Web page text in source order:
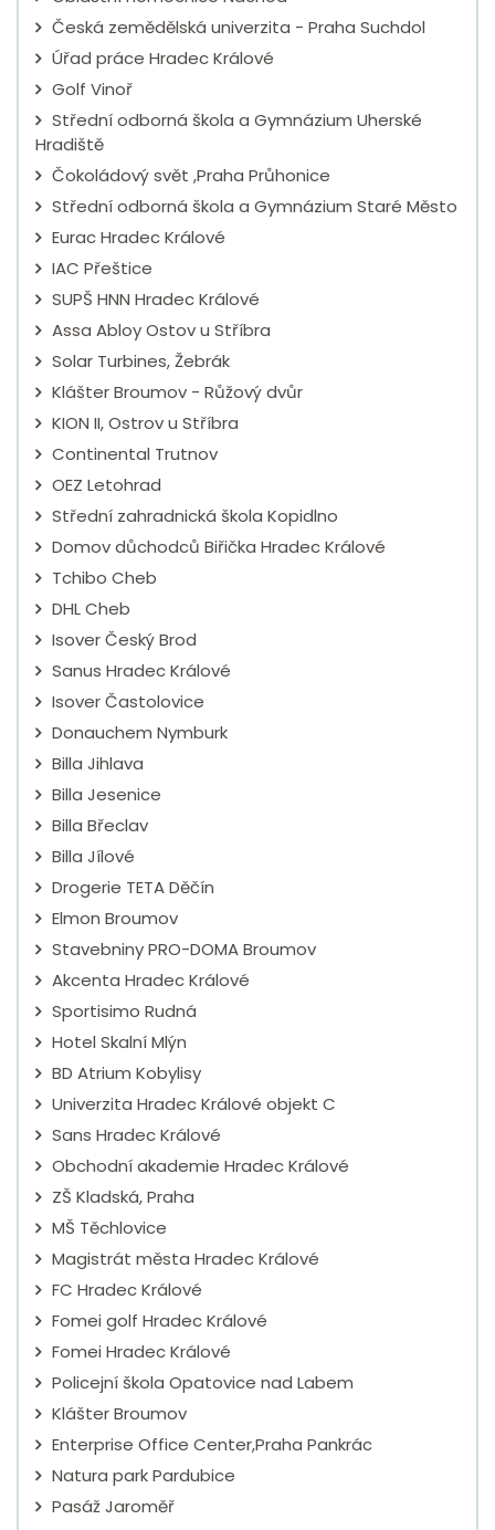
Česká zemědělská univerzita - Praha Suchdol
Úřad práce Hradec Králové
Golf Vinoř
Střední odborná škola a Gymnázium Uherské
Hradiště
Čokoládový svět ,Praha Průhonice
Střední odborná škola a Gymnázium Staré Město
Eurac Hradec Králové
IAC Přeštice
SUPŠ HNN Hradec Králové
Assa Abloy Ostov u Stříbra
Solar Turbines, Žebrák
Klášter Broumov - Růžový dvůr
KION II, Ostrov u Stříbra
Continental Trutnov
OEZ Letohrad
Střední zahradnická škola Kopidlno
Domov důchodců Biřička Hradec Králové
Tchibo Cheb
DHL Cheb
Isover Český Brod
Sanus Hradec Králové
Isover Častolovice
Donauchem Nymburk
Billa Jihlava
Billa Jesenice
Billa Břeclav
Billa Jílové
Drogerie TETA Děčín
Elmon Broumov
Stavebniny PRO-DOMA Broumov
Akcenta Hradec Králové
Sportisimo Rudná
Hotel Skalní Mlýn
BD Atrium Kobylisy
Univerzita Hradec Králové objekt C
Sans Hradec Králové
Obchodní akademie Hradec Králové
ZŠ Kladská, Praha
MŠ Těchlovice
Magistrát města Hradec Králové
FC Hradec Králové
Fomei golf Hradec Králové
Fomei Hradec Králové
Policejní škola Opatovice nad Labem
Klášter Broumov
Enterprise Office Center,Praha Pankrác
Natura park Pardubice
Pasáž Jaroměř